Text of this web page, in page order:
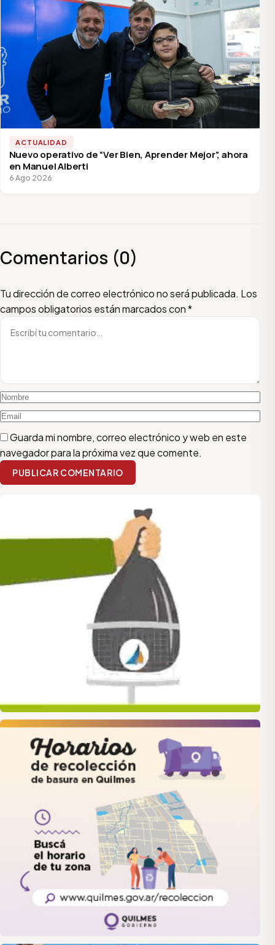
ACTUALIDAD
Nuevo operativo de “Ver Bien, Aprender Mejor”, ahora
en Manuel Alberti
6 Ago 2026
Comentarios (0)
Tu dirección de correo electrónico no será publicada. Los
campos obligatorios están marcados con*
Escribí tu comentario
Nombre
Email
Guarda mi nombre, correo electrónico y web en este
navegador para la próxima vez que comente.
PUBLICAR COMENTARIO
quilmes